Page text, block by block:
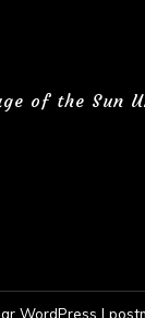
of the Sun
WordPress |